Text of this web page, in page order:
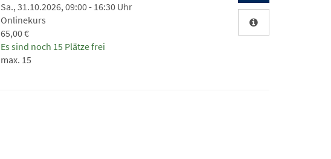
Sa., 31.10.2026, 09:00 - 16:30 Uhr
Onlinekurs
65,00 €
Es sind noch 15 Plätze frei
max. 15